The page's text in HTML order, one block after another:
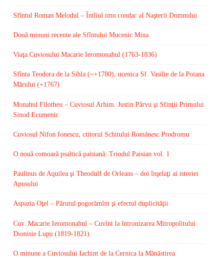
Sfîntul Roman Melodul – Întîiul imn condac al Naşterii Domnului
Două minuni recente ale Sfîntului Mucenic Mina
Viaţa Cuviosului Macarie Ieromonahul (1763-1836)
Sfînta Teodora de la Sihla (~+1780), ucenica Sf. Vasilie de la Poiana
Mărului (+1767)
Monahul Filotheu – Cuviosul Arhim. Justin Pârvu şi Sfinţii Primului
Sinod Ecumenic
Cuviosul Nifon Ionescu, ctitorul Schitului Românesc Prodromu
O nouă comoară psaltică paisiană: Triodul Paisian vol. 1
Paulinus de Aquilea şi Theodulf de Orleans – doi înşelaţi ai istoriei
Apusului
Aspazia Oţel – Părutul pogorămînt şi efectul duplicităţii
Cuv. Macarie Ieromonahul – Cuvînt la întronizarea Mitropolitului
Dionisie Lupu (1819-1821)
O minune a Cuviosului Iachint de la Cernica la Mănăstirea